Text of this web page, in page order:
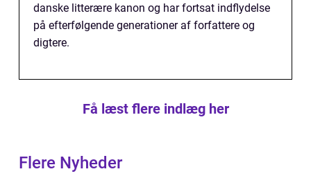
danske litterære kanon og har fortsat indflydelse
på efterfølgende generationer af forfattere og
digtere.
Få læst flere indlæg her
Flere Nyheder